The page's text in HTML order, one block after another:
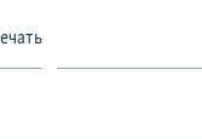
Печать